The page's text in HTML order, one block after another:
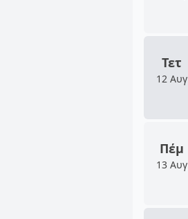
Τετ
12 Αυγ
Πέμ
13 Αυγ